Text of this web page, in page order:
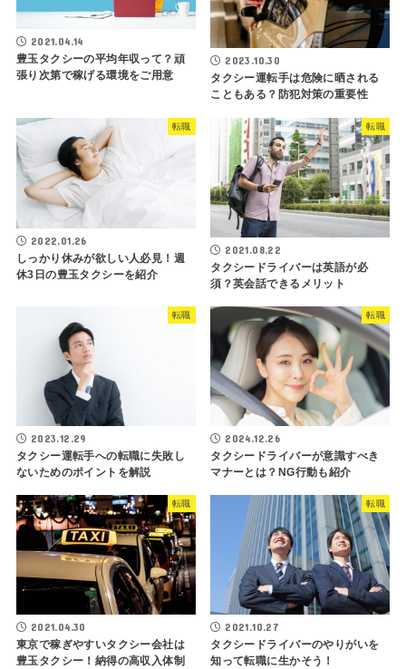
2021.04.14
豊玉タクシーの平均年収って？頑
張り次第で稼げる環境をご用意
2023.10.30
タクシー運転手は危険に晒される
こともある？防犯対策の重要性
転職
2022.01.26
しっかり休みが欲しい人必見！週
休3日の豊玉タクシーを紹介
転職
2021.08.22
タクシードライバーは英語が必
須？英会話できるメリット
転職
2023.12.29
タクシー運転手への転職に失敗し
ないためのポイントを解説
転職
2024.12.26
タクシードライバーが意識すべき
マナーとは？NG行動も紹介
転職
2021.04.30
東京で稼ぎやすいタクシー会社は
豊玉タクシー！納得の高収入体制
転職
2021.10.27
タクシードライバーのやりがいを
知って転職に生かそう！